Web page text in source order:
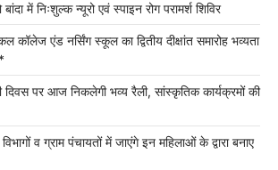
में निःशुल्क न्यूरो एवं स्पाइन रोग परामर्श शिविर
कॉलेज एंड नर्सिंग स्कूल का द्वितीय दीक्षांत समारोह भव्यता
दिवस पर आज निकलेगी भव्य रैली, सांस्कृतिक कार्यक्रमों की
व ग्राम पंचायतों में जाएंगे इन महिलाओं के द्वारा बनाए
BLOG
*सभी सरकारी विभागों व ग्राम पंचायतों में जाएंगे
इन महिलाओं के द्वारा बनाए गए तिरंगे झंडे
अनिल सक्सेना की रिपोर्ट बांदा: । उत्तर प्रदेश
BLOG